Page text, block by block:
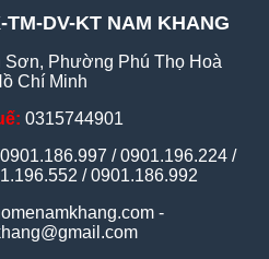
TM-DV-KT NAM KHANG
Sơn, Phường Phú Thọ Hoà
Chí Minh
0315744901
/ 0901.196.224 /
/ 0901.186.992
-